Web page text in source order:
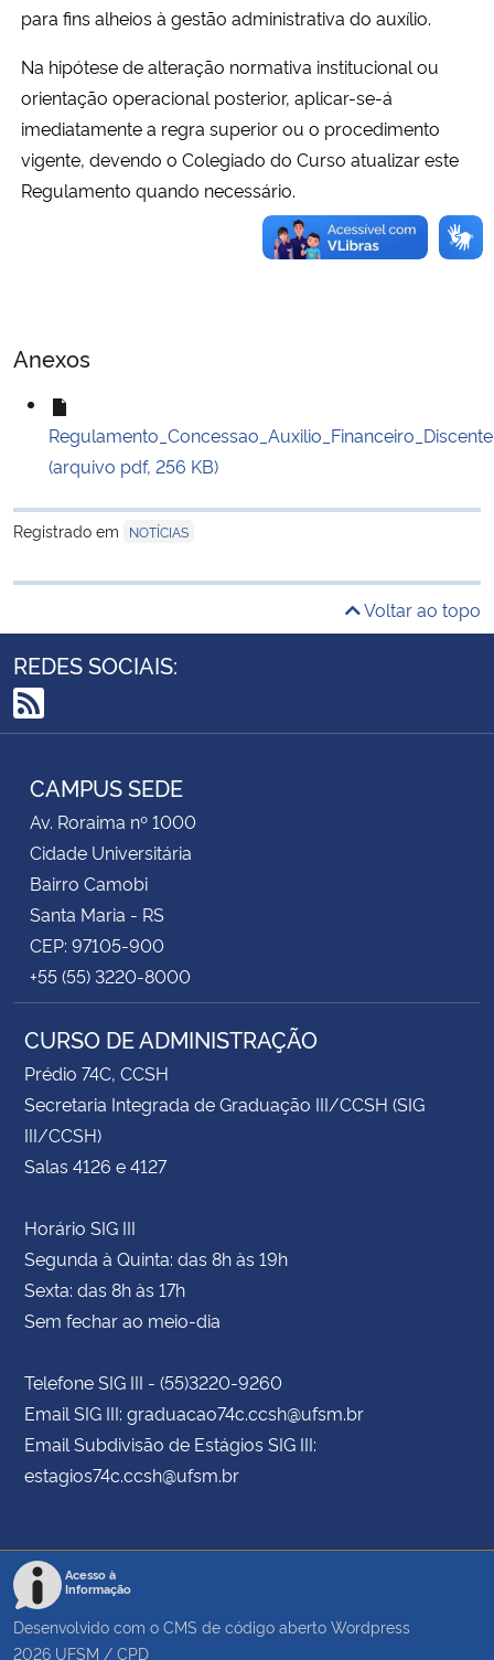
Planalto
para fins alheios à gestão administrativa do auxílio.
Na hipótese de alteração normativa institucional ou
orientação operacional posterior, aplicar-se-á
imediatamente a regra superior ou o procedimento
vigente, devendo o Colegiado do Curso atualizar este
Regulamento quando necessário.
Anexos
Regulamento_Concessao_Auxilio_Financeiro_Discente
(arquivo pdf, 256 KB)
Registrado em NOTÍCIAS
Voltar ao topo
REDES SOCIAIS:
RSS
CAMPUS SEDE
Av. Roraima nº 1000
Cidade Universitária
Bairro Camobi
Santa Maria - RS
CEP: 97105-900
+55 (55) 3220-8000
CURSO DE ADMINISTRAÇÃO
Prédio 74C, CCSH
Secretaria Integrada de Graduação III/CCSH (SIG
III/CCSH)
Salas 4126 e 4127
Horário SIG III
Segunda à Quinta: das 8h às 19h
Sexta: das 8h às 17h
Sem fechar ao meio-dia
Telefone SIG III - (55)3220-9260
Email SIG III: graduacao74c.ccsh@ufsm.br
Email Subdivisão de Estágios SIG III:
estagios74c.ccsh@ufsm.br
Acesso à
Informação
Desenvolvido com o CMS de código aberto Wordpress
2026 UFSM / CPD